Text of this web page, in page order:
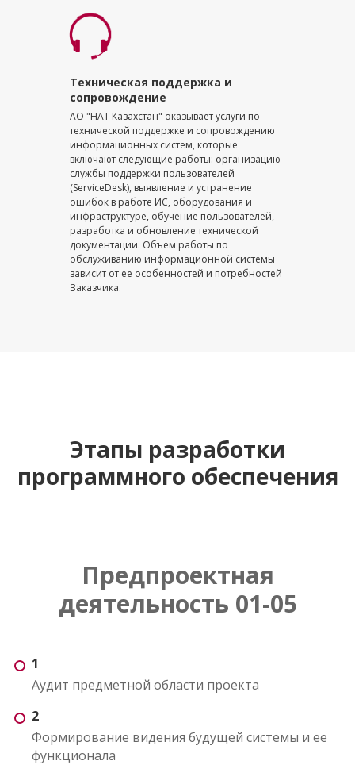
АО "НАТ Казахстан" оказывает услуги по
технической поддержке и сопровождению
информационных систем, которые
включают следующие работы: организацию
службы поддержки пользователей
(ServiceDesk), выявление и устранение
ошибок в работе ИС, оборудования и
инфраструктуре, обучение пользователей,
разработка и обновление технической
документации. Объем работы по
обслуживанию информационной системы
зависит от ее особенностей и потребностей
Заказчика.
Техническая поддержка и
сопровождение
Этапы разработки
программного обеспечения
Предпроектная
деятельность 01-05
1
Аудит предметной области проекта
2
Формирование видения будущей системы и ее
функционала